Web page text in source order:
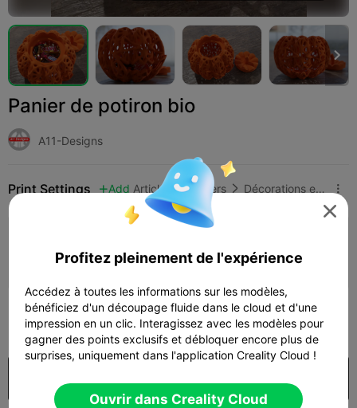

Panier de potiron bio
A11-Designs
Print Settings  Add Articles ménagers  Décorations et ornements pour la maison 
Gagner plus de points
149 

Profitez pleinement de l'expérience
Accédez à toutes les informations sur les modèles,
bénéficiez d'un découpage fluide dans le cloud et d'une
impression en un clic. Interagissez avec les modèles pour
gagner des points exclusifs et débloquer encore plus de
surprises, uniquement dans l'application Creality Cloud !
Ouvrir dans Creality Cloud